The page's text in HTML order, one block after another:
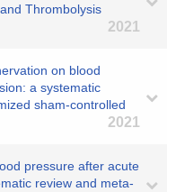
Thrombolysis
2021
on blood
a systematic
sham-controlled
2021
pressure after acute
review and meta-